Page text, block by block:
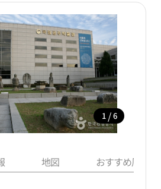
1 / 6
地図 おすすめ周辺